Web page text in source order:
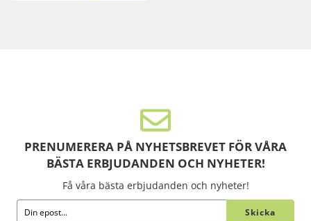
PRENUMERERA PÅ NYHETSBREVET FÖR VÅRA
BÄSTA ERBJUDANDEN OCH NYHETER!
Få våra bästa erbjudanden och nyheter!
Skicka